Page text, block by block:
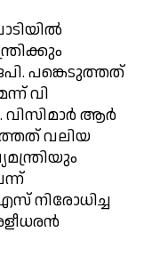
പങ്കെടുത്തത്
വി
ആര്‍
വലിയ
നിരോധിച്ച